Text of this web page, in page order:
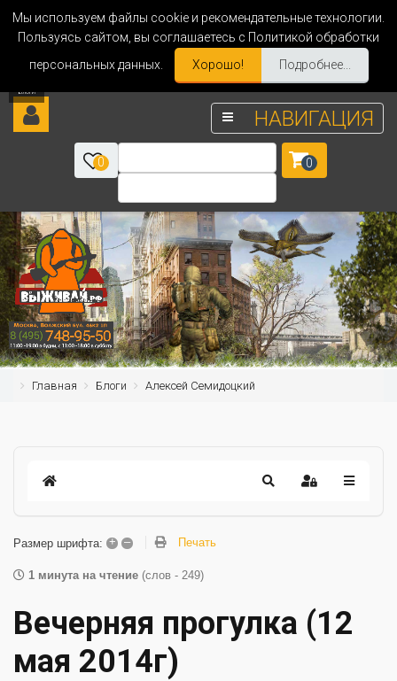
Мы используем файлы cookie и рекомендательные технологии.
Пользуясь сайтом, вы соглашаетесь с Политикой обработки
персональных данных.
Хорошо! Подробнее...
НАВИГАЦИЯ
0 0
Главная Блоги Алексей Семидоцкий
Размер шрифта: + – Печать
1 минута на чтение (слов - 249)
Вечерняя прогулка (12
мая 2014г)